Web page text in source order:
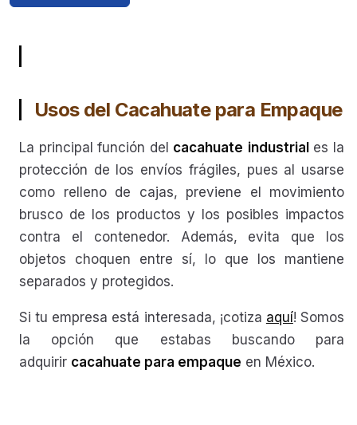
Usos del Cacahuate para Empaque
La principal función del cacahuate industriales la
protección de los envíos frágiles, pues al usarse
como relleno de cajas, previene el movimiento
brusco de los productos y los posibles impactos
contra el contenedor. Además, evita que los
objetos choquen entre sí, lo que los mantiene
separados y protegidos.
Si tu empresa está interesada, ¡cotiza aquí! Somos
la opción que estabas buscando para
adquirir cacahuate para empaque en México.